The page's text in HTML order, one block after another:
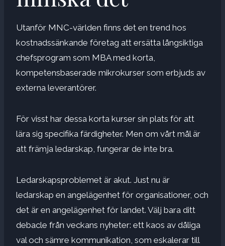
Utanför MNC-världen finns det en trend hos
kostnadssänkande företag att ersätta långsiktiga
chefsprogram som MBA med korta,
kompetensbaserade mikrokurser som erbjuds av
externa leverantörer.
För visst har dessa korta kurser sin plats för att
lära sig specifika färdigheter. Men om vårt mål är
att främja ledarskap, fungerar de inte bra.
Ledarskapsproblemet är akut. Just nu är
ledarskap en angelägenhet för organisationer, och
det är en angelägenhet för landet. Välj bara ditt
debacle från veckans nyheter: ett kaos av dåliga
val och sämre kommunikation, som eskalerar till